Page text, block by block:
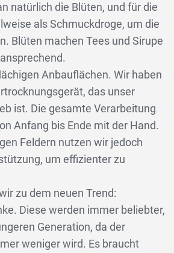
natürlich die Blüten, und für die
als Schmuckdroge, um die
Blüten machen Tees und Sirupe
Anbauflächen. Wir haben
das unser
ist. Die gesamte Verarbeitung
Anfang bis Ende mit der Hand.
Feldern nutzen wir jedoch
um effizienter zu
zu dem neuen Trend:
Diese werden immer beliebter,
Generation, da der
weniger wird. Es braucht